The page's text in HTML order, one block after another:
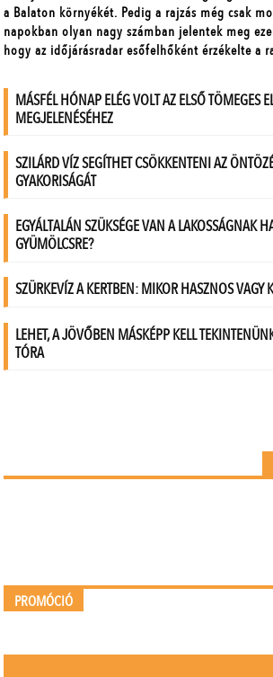
PROMÓCIÓ